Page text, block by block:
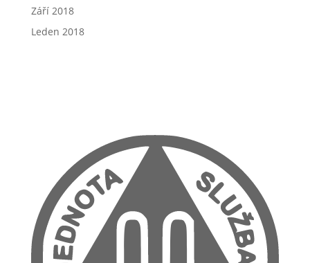
Září 2018
Leden 2018